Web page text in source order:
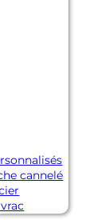
cannelé